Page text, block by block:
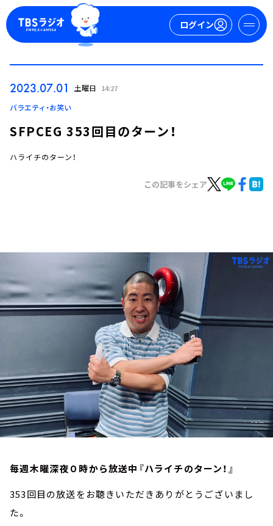
ログイン
ログイン
トピックス
TBS Podcast
お知らせ
イベント・グッズ
YouTube
2023.07.01 土曜日 14:27
バラエティ・お笑い
SFPCEG 353回目のターン！
ハライチのターン！
この記事をシェア
毎週木曜深夜０時から放送中『ハライチのターン！』
353回目の放送をお聴きいただきありがとうございまし
た。